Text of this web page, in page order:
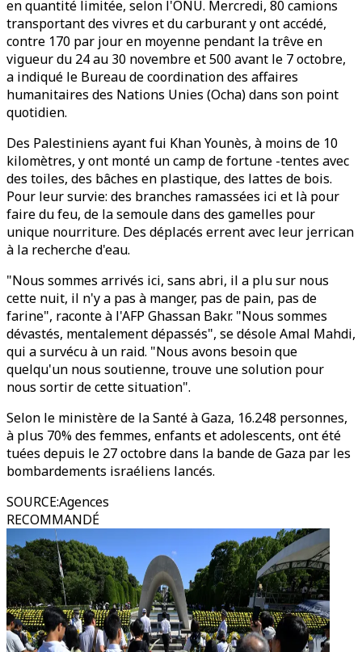
en quantité limitée, selon l'ONU. Mercredi, 80 camions
transportant des vivres et du carburant y ont accédé,
contre 170 par jour en moyenne pendant la trêve en
vigueur du 24 au 30 novembre et 500 avant le 7 octobre,
a indiqué le Bureau de coordination des affaires
humanitaires des Nations Unies (Ocha) dans son point
quotidien.
Des Palestiniens ayant fui Khan Younès, à moins de 10
kilomètres, y ont monté un camp de fortune -tentes avec
des toiles, des bâches en plastique, des lattes de bois.
Pour leur survie: des branches ramassées ici et là pour
faire du feu, de la semoule dans des gamelles pour
unique nourriture. Des déplacés errent avec leur jerrican
à la recherche d'eau.
"Nous sommes arrivés ici, sans abri, il a plu sur nous
cette nuit, il n'y a pas à manger, pas de pain, pas de
farine", raconte à l'AFP Ghassan Bakr. "Nous sommes
dévastés, mentalement dépassés", se désole Amal Mahdi,
qui a survécu à un raid. "Nous avons besoin que
quelqu'un nous soutienne, trouve une solution pour
nous sortir de cette situation".
Selon le ministère de la Santé à Gaza, 16.248 personnes,
à plus 70% des femmes, enfants et adolescents, ont été
tuées depuis le 27 octobre dans la bande de Gaza par les
bombardements israéliens lancés.
SOURCE:Agences
RECOMMANDÉ